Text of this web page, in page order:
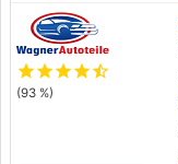
starstarstarstarstar_half
(93 %)